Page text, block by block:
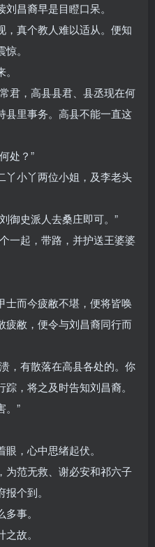
昌裔早是目瞪口呆。
，真个教人难以适从。便知
。
君，高县县君、县丞现在何
县里事务。高县不能一直这
处？”
丫小丫两位小姐，及李老头
御史派人去桑庄即可。”
一起，带路，并护送王婆婆
士而今疲敝不堪，便将皆唤
疲敝，便令与刘昌裔同行而
，有散落在高县各处的。你
，将之及时告知刘昌裔。
。”
，心中思绪起伏。
为范无救、谢必安和祁六子
个到。
事。
故。